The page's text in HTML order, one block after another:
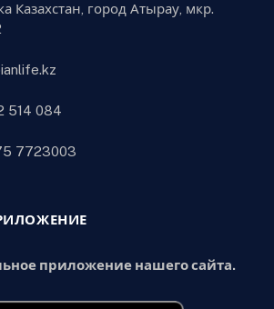
Казахстан, город Атырау, мкр.
514 084
7723003
приложение нашего сайта.